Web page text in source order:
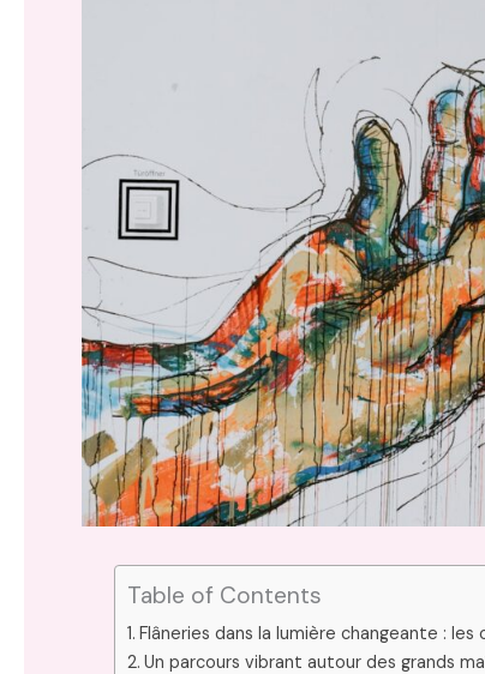
Table of Contents
Flâneries dans la lumière changeante :
Un parcours vibrant autour des grands